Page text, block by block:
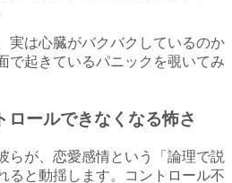
実は心臓がバクバクしているのか
で起きているパニックを覗いてみ
ロールできなくなる怖さ
らが、恋愛感情という「論理で説
ると動揺します。コントロール不